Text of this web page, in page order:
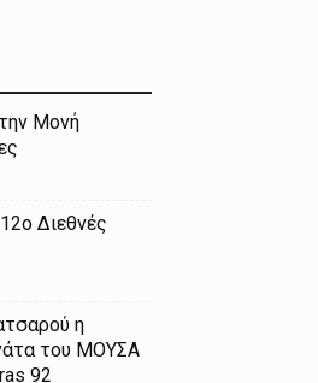
Μονή
Διεθνές
η
του ΜΟΥΣΑ
92